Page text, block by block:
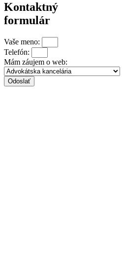
Kontaktný
formulár
Vaše meno:
Telefón:
Mám záujem o web:
Odoslať